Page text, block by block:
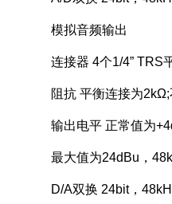
模拟音频输出
连接器 4个1/4” TRS
阻抗 平衡连接为
输出电平 正常值为
最大值为24dBu，
D/A双换 24bit，